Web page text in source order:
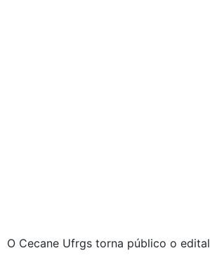
O Cecane Ufrgs torna público o edital